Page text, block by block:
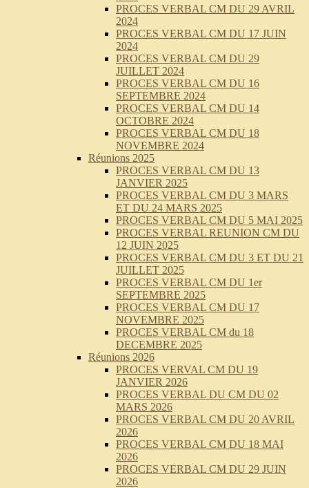
PROCES VERBAL CM DU 29 AVRIL
2024
PROCES VERBAL CM DU 17 JUIN
2024
PROCES VERBAL CM DU 29
JUILLET 2024
PROCES VERBAL CM DU 16
SEPTEMBRE 2024
PROCES VERBAL CM DU 14
OCTOBRE 2024
PROCES VERBAL CM DU 18
NOVEMBRE 2024
Réunions 2025
PROCES VERBAL CM DU 13
JANVIER 2025
PROCES VERBAL CM DU 3 MARS
ET DU 24 MARS 2025
PROCES VERBAL CM DU 5 MAI 2025
PROCES VERBAL REUNION CM DU
12 JUIN 2025
PROCES VERBAL CM DU 3 ET DU 21
JUILLET 2025
PROCES VERBAL CM DU 1er
SEPTEMBRE 2025
PROCES VERBAL CM DU 17
NOVEMBRE 2025
PROCES VERBAL CM du 18
DECEMBRE 2025
Réunions 2026
PROCES VERVAL CM DU 19
JANVIER 2026
PROCES VERBAL DU CM DU 02
MARS 2026
PROCES VERBAL CM DU 20 AVRIL
2026
PROCES VERBAL CM DU 18 MAI
2026
PROCES VERBAL CM DU 29 JUIN
2026